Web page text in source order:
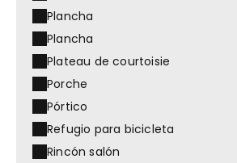
Plancha
Plancha
Plateau de courtoisie
Porche
Pórtico
Refugio para bicicleta
Rincón salón